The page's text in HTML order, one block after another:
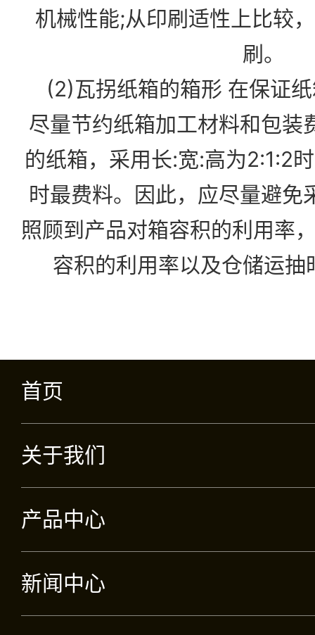
机械性能;从印刷适性上比较
刷。
(2)瓦拐纸箱的箱形 在保证
尽量节约纸箱加工材料和包装
的纸箱，采用长:宽:高为2:1:2
时最费料。因此，应尽量避免
照顾到产品对箱容积的利用率
容积的利用率以及仓储运抽
首页
关于我们
产品中心
新闻中心